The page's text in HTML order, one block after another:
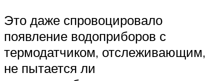
Это даже спровоцировало
появление водоприборов с
термодатчиком, отслеживающим,
не пытается ли